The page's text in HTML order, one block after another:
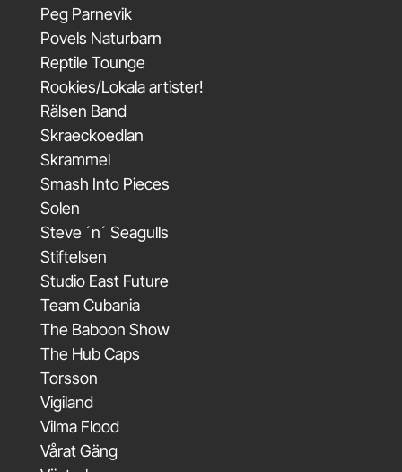
Peg Parnevik
Povels Naturbarn
Reptile Tounge
Rookies/Lokala artister!
Rälsen Band
Skraeckoedlan
Skrammel
Smash Into Pieces
Solen
Steve ´n´ Seagulls
Stiftelsen
Studio East Future
Team Cubania
The Baboon Show
The Hub Caps
Torsson
Vigiland
Vilma Flood
Vårat Gäng